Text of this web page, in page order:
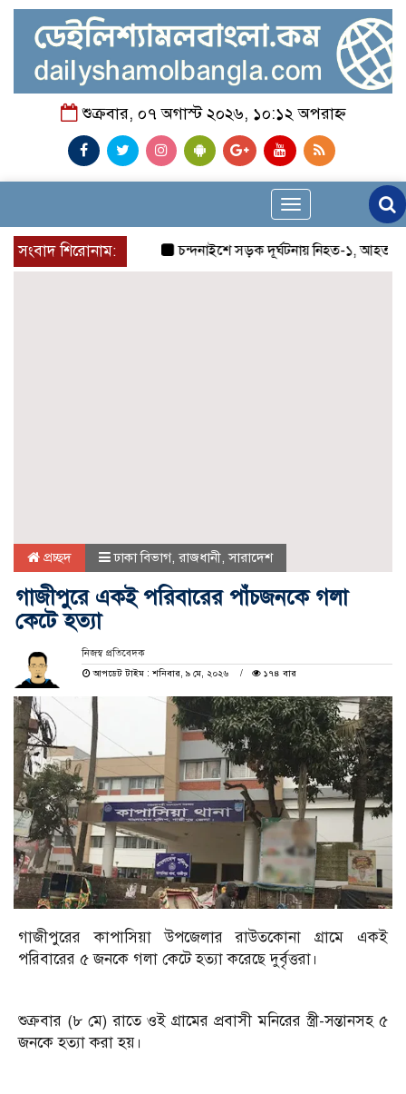
শুক্রবার, ০৭ অগাস্ট ২০২৬, ১০:১২ অপরাহ্ন
Toggle
navigation
সংবাদ শিরোনাম:
চন্দনাইশে সড়ক দূর্ঘটনায় নিহত-১, আহত-২
প্রচ্ছদ ঢাকা বিভাগ, রাজধানী,সারাদেশ
গাজীপুরে একই পরিবারের পাঁচজনকে গলা
কেটে হত্যা
নিজস্ব প্রতিবেদক
আপডেট টাইম : শনিবার, ৯ মে, ২০২৬
১৭৪ বার
গাজীপুরের কাপাসিয়া উপজেলার রাউতকোনা গ্রামে একই
পরিবারের ৫ জনকে গলা কেটে হত্যা করেছে দুর্বৃত্তরা।
শুক্রবার (৮ মে) রাতে ওই গ্রামের প্রবাসী মনিরের স্ত্রী-সন্তানসহ ৫
জনকে হত্যা করা হয়।